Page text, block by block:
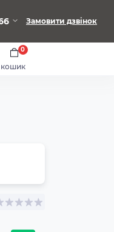
Замовити дзвінок
кошик
0